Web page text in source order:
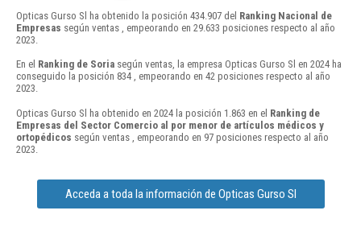
Opticas Gurso Sl ha obtenido la posición 434.907 del Ranking Nacional de
Empresas según ventas , empeorando en 29.633 posiciones respecto al año
2023.
En el Ranking de Soria según ventas, la empresa Opticas Gurso Sl en 2024 ha
conseguido la posición 834 , empeorando en 42 posiciones respecto al año
2023.
Opticas Gurso Sl ha obtenido en 2024 la posición 1.863 en el Ranking de
Empresas del Sector Comercio al por menor de artículos médicos y
ortopédicos según ventas , empeorando en 97 posiciones respecto al año
2023.
Acceda a toda la información de Opticas Gurso Sl